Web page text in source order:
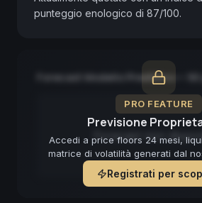
punteggio enologico di 87/100.
PRO FEATURE
Previsione
Accedi a price floors 24 mesi,
matrice di volatilità generati dal
Registrati per
Forecast Modello Predittivo — 90
Forecast non